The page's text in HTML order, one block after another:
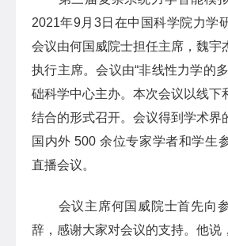
2021年9月3日在中国科学院力学
会议由何国威院士担任主席，魏宇
执行主席。会议由“非线性力学的
础科学中心主办。本次会议以线下
结合的形式召开。会议得到学术界
国内外 500 余位专家学者和学生
直播会议。
会议主席何国威院士首先向参
辞，感谢大家对会议的支持。他说